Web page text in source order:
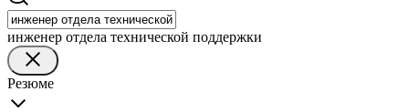
инженер отдела технической поддержки
Резюме